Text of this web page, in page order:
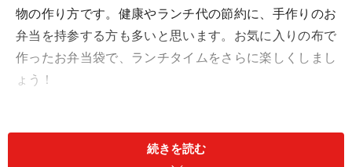
物の作り方です。健康やランチ代の節約に、手作りのお
弁当を持参する方も多いと思います。お気に入りの布で
作ったお弁当袋で、ランチタイムをさらに楽しくしまし
ょう！
続きを読む